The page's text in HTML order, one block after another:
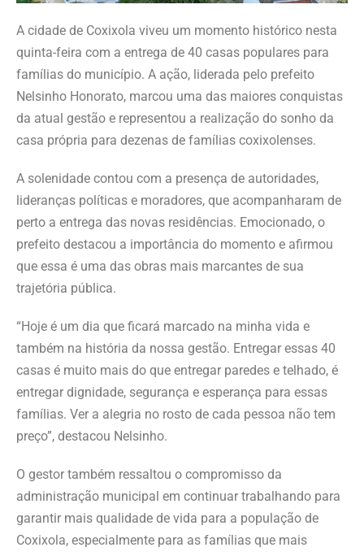
A cidade de Coxixola viveu um momento histórico nesta
quinta-feira com a entrega de 40 casas populares para
famílias do município. A ação, liderada pelo prefeito
Nelsinho Honorato, marcou uma das maiores conquistas
da atual gestão e representou a realização do sonho da
casa própria para dezenas de famílias coxixolenses.
A solenidade contou com a presença de autoridades,
lideranças políticas e moradores, que acompanharam de
perto a entrega das novas residências. Emocionado, o
prefeito destacou a importância do momento e afirmou
que essa é uma das obras mais marcantes de sua
trajetória pública.
“Hoje é um dia que ficará marcado na minha vida e
também na história da nossa gestão. Entregar essas 40
casas é muito mais do que entregar paredes e telhado, é
entregar dignidade, segurança e esperança para essas
famílias. Ver a alegria no rosto de cada pessoa não tem
preço”, destacou Nelsinho.
O gestor também ressaltou o compromisso da
administração municipal em continuar trabalhando para
garantir mais qualidade de vida para a população de
Coxixola, especialmente para as famílias que mais